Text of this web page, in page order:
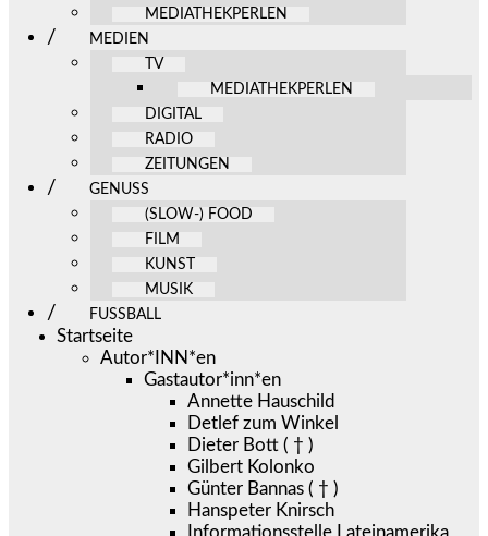
MEDIATHEKPERLEN
MEDIEN
TV
MEDIATHEKPERLEN
DIGITAL
RADIO
ZEITUNGEN
GENUSS
(SLOW-) FOOD
FILM
KUNST
MUSIK
FUSSBALL
Startseite
Autor*INN*en
Gastautor*inn*en
Annette Hauschild
Detlef zum Winkel
Dieter Bott ( † )
Gilbert Kolonko
Günter Bannas ( † )
Hanspeter Knirsch
Informationsstelle Lateinamerika